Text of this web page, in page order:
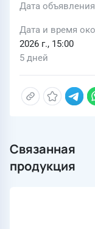
Дата объявления
Дата и время
2026 г., 15:00
5 дней
Связанная
продукция